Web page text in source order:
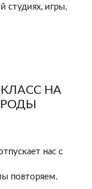
студиях, игры,
НА
нас с
повторяем.